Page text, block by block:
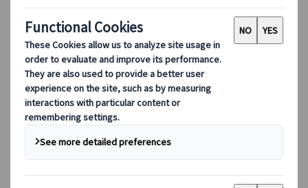
我们的领导团队
可持续发展
DEIB
数字工具
我们的数字工具
伙伴行动应用程序
供应商网络应用程序
代理网络应用程序
目的地
探索 Kuoni Tumlare 的全球覆盖范围，作为您的本地专